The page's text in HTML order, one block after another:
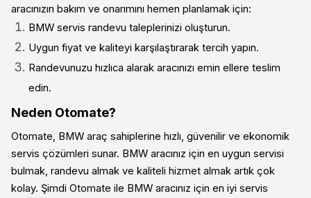
aracınızın bakım ve onarımını hemen planlamak için:
BMW servis randevu taleplerinizi oluşturun.
Uygun fiyat ve kaliteyi karşılaştırarak tercih yapın.
Randevunuzu hızlıca alarak aracınızı emin ellere teslim
edin.
Neden Otomate?
Otomate, BMW araç sahiplerine hızlı, güvenilir ve ekonomik
servis çözümleri sunar. BMW aracınız için en uygun servisi
bulmak, randevu almak ve kaliteli hizmet almak artık çok
kolay. Şimdi Otomate ile BMW aracınız için en iyi servis